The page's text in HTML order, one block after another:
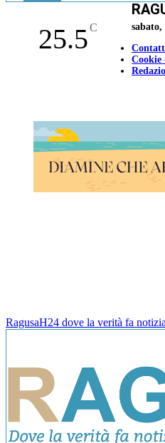
25.5C
sabato,
Cookie
RagusaH24 dove la verità fa notizia